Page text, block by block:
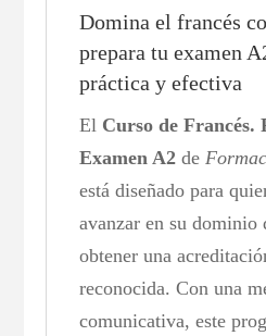
Domina el francés
prepara tu examen
práctica y efectiva
El Curso de Francés.
Examen A2 de
está diseñado para
avanzar en su
obtener una
reconocida. Con una
comunicativa, este